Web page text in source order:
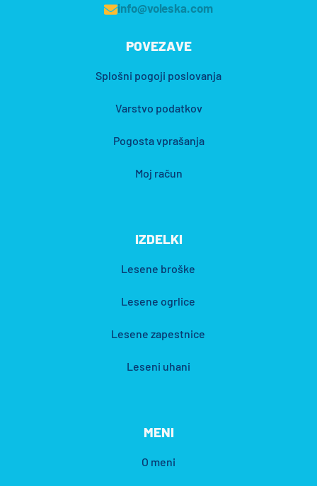
info@voleska.com
POVEZAVE
Splošni pogoji poslovanja
Varstvo podatkov
Pogosta vprašanja
Moj račun
IZDELKI
Lesene broške
Lesene ogrlice
Lesene zapestnice
Leseni uhani
MENI
O meni